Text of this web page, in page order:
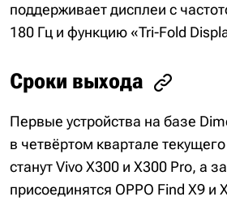
поддерживает дисплеи с
180 Гц и функцию «Tri-Fold
Сроки выхода
Первые устройства на базе
в четвёртом квартале
станут Vivo X300 и X300 Pro, а
присоединятся OPPO Find X9 и